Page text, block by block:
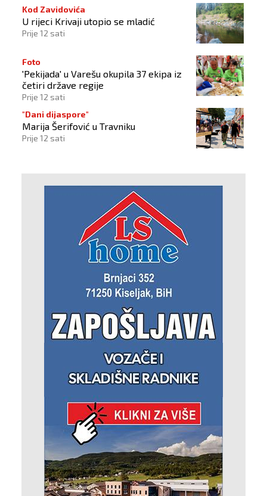
Kod Zavidovića
U rijeci Krivaji utopio se mladić
Prije 12 sati
Foto
'Pekijada' u Varešu okupila 37 ekipa iz
četiri države regije
Prije 12 sati
"Dani dijaspore"
Marija Šerifović u Travniku
Prije 12 sati